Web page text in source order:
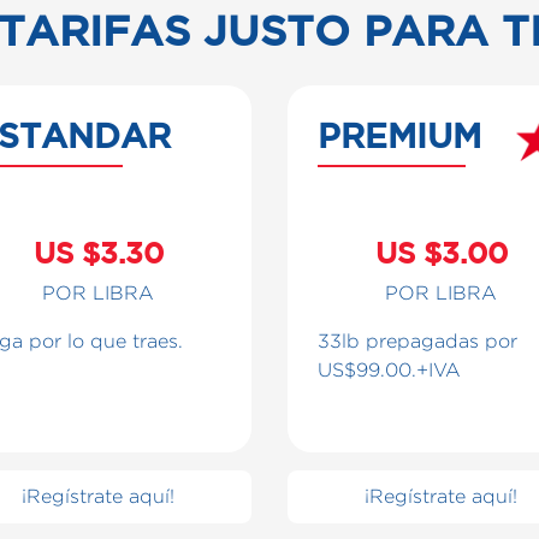
JUSTO PARA
US $3.30
POR LIBRA
por lo que traes.
¡Regístrate aquí!
PREMIUM
US $3.00
POR LIBRA
33lb prepagadas por
US$99.00.+IVA
¡Regístrate aquí!